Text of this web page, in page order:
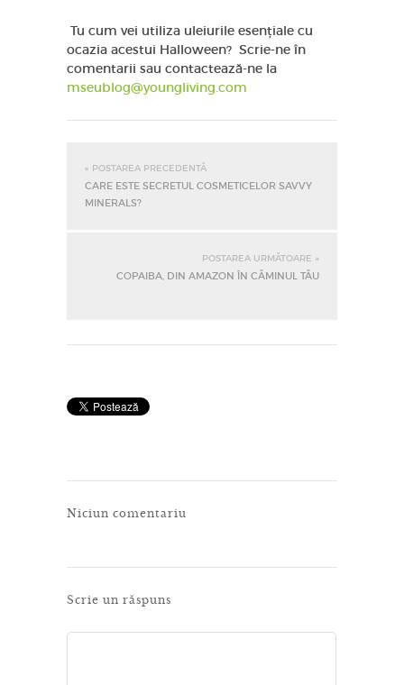
Tu cum vei utiliza uleiurile esențiale cu
ocazia acestui Halloween? Scrie-ne în
comentarii sau contactează-ne la
mseublog@youngliving.com
« POSTAREA PRECEDENTĂ
CARE ESTE SECRETUL COSMETICELOR SAVVY
MINERALS?
POSTAREA URMĂTOARE »
COPAIBA, DIN AMAZON ÎN CĂMINUL TĂU
Niciun comentariu
Scrie un răspuns